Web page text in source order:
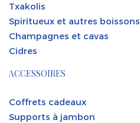
Txakolis
Spiritueux et autres boissons
Champagnes et cavas
Cidres
ACCESSOIRES
Coffrets cadeaux
Supports à jambon